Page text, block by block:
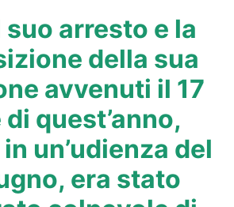
suo arresto e la
della sua
avvenuti il 17
quest’anno,
un’udienza del
era stato